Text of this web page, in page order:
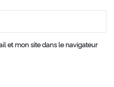
et mon site dans le navigateur